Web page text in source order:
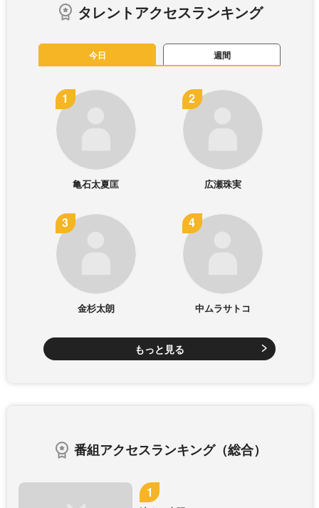
タレントアクセスランキング
今日 週間
亀石太夏匡 広瀬珠実
金杉太朗 中ムラサトコ
もっと見る
番組アクセスランキング（総合）